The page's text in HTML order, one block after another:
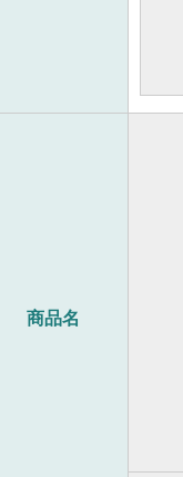
商品名